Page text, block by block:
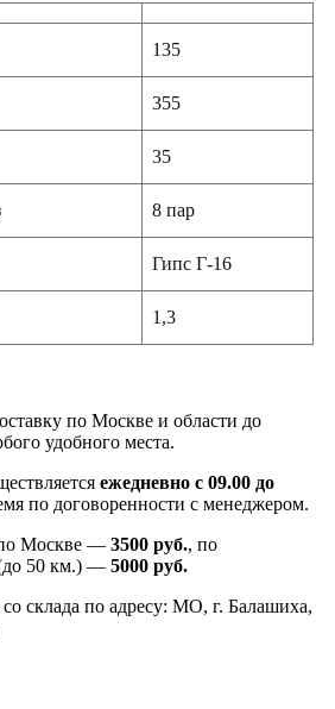
135
355
35
8 пар
Гипс Г-16
1,3
по Москве и области до
удобного места.
ежедневно с 09.00 до
по договоренности с менеджером.
Москве — 3500 руб., по
50 км.) — 5000 руб.
склада по адресу: МО, г. Балашиха,